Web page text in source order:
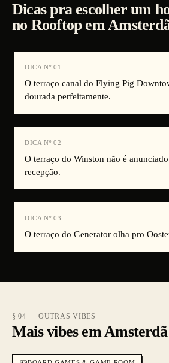
Dicas pra escolher um
no Rooftop em
DICA Nº 01
O terraço canal do Flying Pig
dourada perfeitamente.
DICA Nº 02
O terraço do Winston não é
recepção.
DICA Nº 03
O terraço do Generator olha pro
§ 04 — OUTRAS VIBES
Mais vibes em Amsterdã